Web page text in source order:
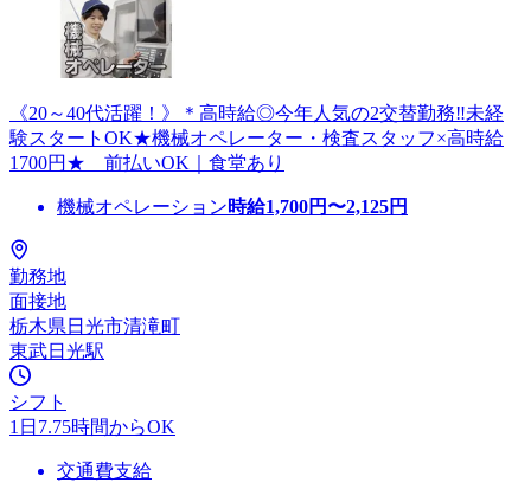
《20～40代活躍！》＊高時給◎今年人気の2交替勤務‼未経
験スタートOK★機械オペレーター・検査スタッフ×高時給
1700円★ 前払いOK｜食堂あり
機械オペレーション時給1,700円〜2,125円
勤務地
面接地
栃木県日光市清滝町
東武日光駅
シフト
1日7.75時間からOK
交通費支給